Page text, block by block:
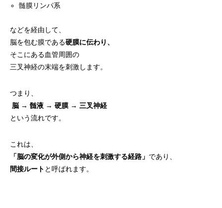
髄膜リンパ系
などを経由して、
脳を包む膜である硬膜に伝わり、
そこにある血管周囲の
三叉神経の末端を刺激します。
つまり、
脳 → 髄液 → 硬膜 → 三叉神経
という流れです。
これは、
「脳の変化が外側から神経を刺激する経路」 であり、
間接ルート と呼ばれます。